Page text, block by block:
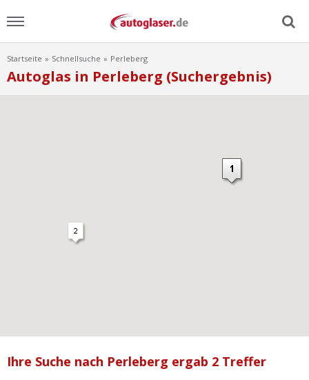
Menu
Home
Werkstatt Login
Startseite Schnellsuche Perleberg
Autoglas in Perleberg (Suchergebnis)
Ihre Suche nach Perleberg ergab 2 Treffer